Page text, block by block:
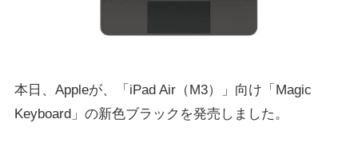
本日、Appleが、「iPad Air（M3）」向け「Magic
Keyboard」の新色ブラックを発売しました。